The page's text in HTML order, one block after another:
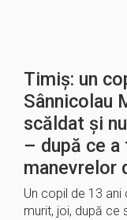
Timiș: un
Sânnicolau
scăldat și
– după ce
manevrelor
Un copil de 13 ani
murit, joi, după ce